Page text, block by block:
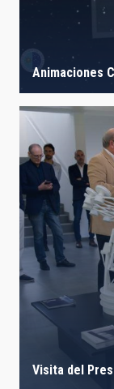
Animaciones
Visita del